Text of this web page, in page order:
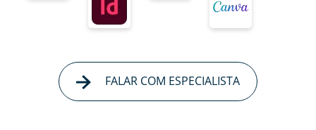
FALAR COM ESPECIALISTA